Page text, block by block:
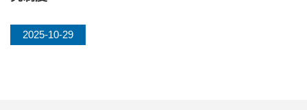
2025-10-29